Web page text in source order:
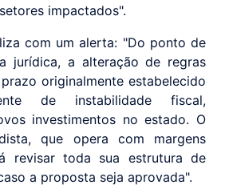
impactados".
com um alerta: "Do ponto de
jurídica, a alteração de regras
originalmente estabelecido
de instabilidade fiscal,
investimentos no estado. O
que opera com margens
revisar toda sua estrutura de
a proposta seja aprovada".